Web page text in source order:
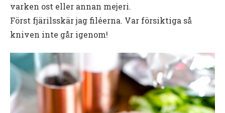
varken ost eller annan mejeri.
Först fjärilsskär jag filéerna. Var försiktiga så
kniven inte går igenom!